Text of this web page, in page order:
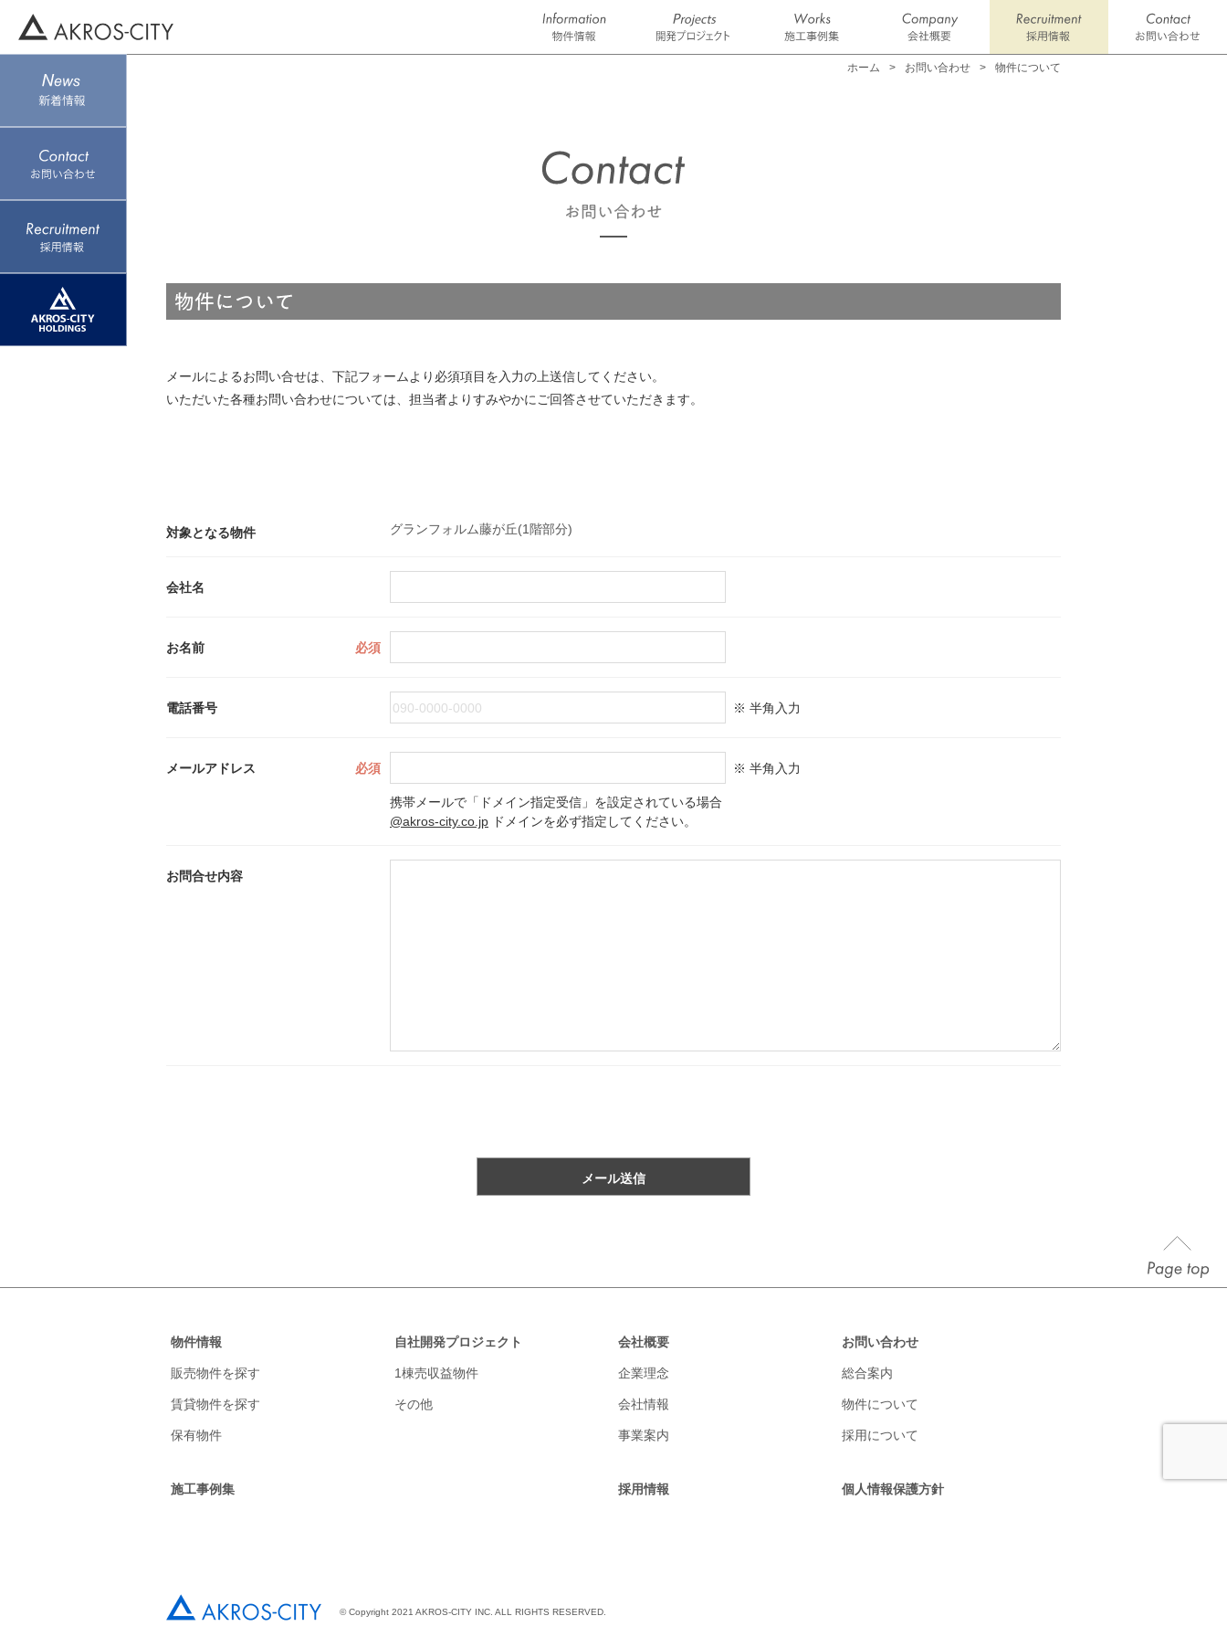
ホーム お問い合わせ 物件について
メールによるお問い合せは、下記フォームより必須項目を入力の上送信してください。
いただいた各種お問い合わせについては、担当者よりすみやかにご回答させていただきます。
対象となる物件 グランフォルム藤が丘(1階部分)
会社名
お名前 必須
電話番号 ※ 半角入力
メールアドレス 必須 ※ 半角入力
携帯メールで「ドメイン指定受信」を設定されている場合
@akros-city.co.jp ドメインを必ず指定してください。
お問合せ内容
物件情報
販売物件を探す
賃貸物件を探す
保有物件
施工事例集
自社開発プロジェクト
1棟売収益物件
その他
会社概要
企業理念
会社情報
事業案内
採用情報
お問い合わせ
総合案内
物件について
採用について
個人情報保護方針
© Copyright 2021 AKROS-CITY INC. ALL RIGHTS RESERVED.